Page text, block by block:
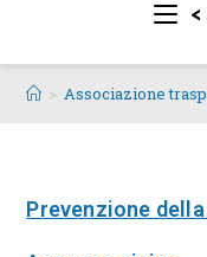
<
> Associazione
Prevenzione